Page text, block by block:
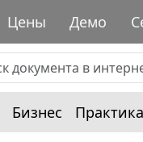
Цены Демо
Бизнес Практика